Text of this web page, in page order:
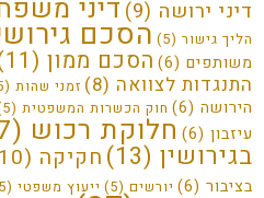
דיני ירושה(9) דיני
הליך גישור(5) הסכם
משותפים(6) הסכם ממון(11)
התנגדות לצוואה(8) זמני שהות(5)
הירושה(6) חוק הכשרות המשפטית(5)
עיזבון(6) חלוקת רכוש(17)
בגירושין(13) חקיקה(10)
בציבור(6) יורשים(5) ייעוץ משפטי(5)